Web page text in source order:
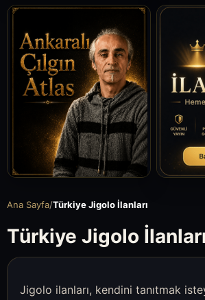
Ana Sayfa/Türkiye Jigolo İlanları
Türkiye Jigolo İlanları
Jigolo ilanları, kendini tanıtmak